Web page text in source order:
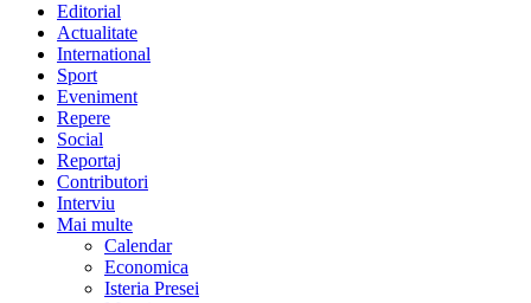
Editorial
Actualitate
International
Sport
Eveniment
Repere
Social
Reportaj
Contributori
Interviu
Mai multe
Calendar
Economica
Isteria Presei